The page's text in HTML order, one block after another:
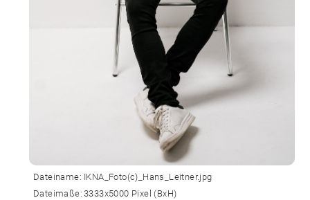
Dateiname: IKNA_Foto(c)_Hans_Leitner.jpg
Dateimaße: 3333x5000 Pixel (BxH)